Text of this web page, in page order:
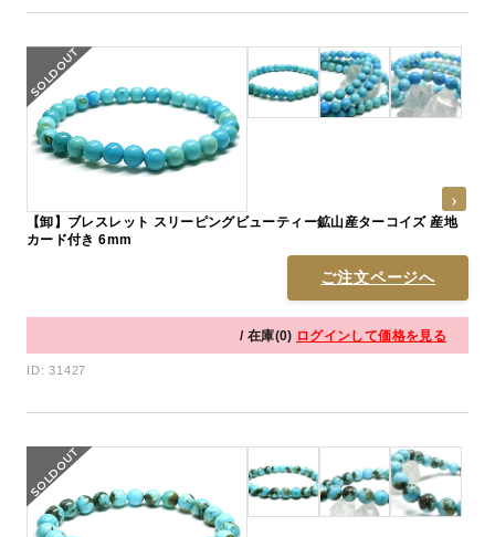
【卸】ブレスレット スリーピングビューティー鉱山産ターコイズ 産地
カード付き 6mm
ご注文ページへ
/ 在庫(0) ログインして価格を見る
ID: 31427